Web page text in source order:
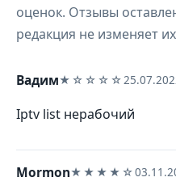
оценок. Отзывы
редакция не изменяет
Вадим★☆☆☆☆
Iptv list нерабочий
Mormon★★★★☆